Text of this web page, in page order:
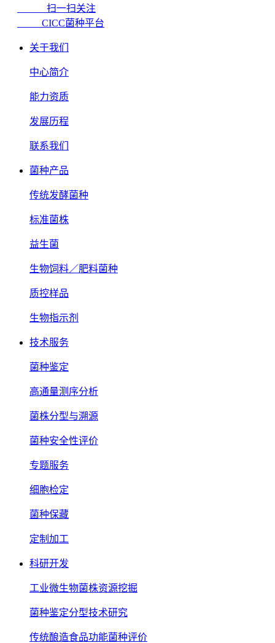
扫一扫关注
CICC菌种平台
关于我们
中心简介
能力资质
发展历程
联系我们
菌种产品
传统发酵菌种
标准菌株
益生菌
生物饲料／肥料菌种
质控样品
生物指示剂
技术服务
菌种鉴定
高通量测序分析
菌株分型与溯源
菌种安全性评价
专题服务
细胞检定
菌种保藏
定制加工
科研开发
工业微生物菌株资源挖掘
菌种鉴定分型技术研究
传统酿造食品功能菌种评价